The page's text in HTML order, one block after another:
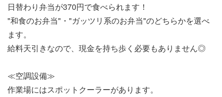
日替わり弁当が370円で食べられます！
"和食のお弁当"・"ガッツリ系のお弁当"のどちらかを選べ
ます。
給料天引きなので、現金を持ち歩く必要もありません◎
≪空調設備≫
作業場にはスポットクーラーがあります。